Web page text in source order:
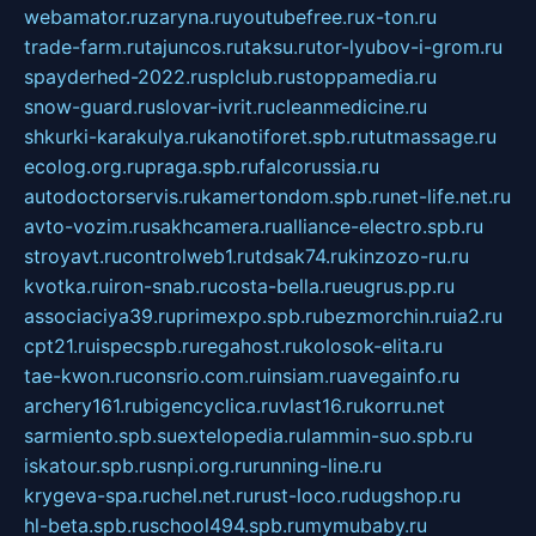
webamator.ruzaryna.ruyoutubefree.rux-ton.ru
trade-farm.rutajuncos.rutaksu.rutor-lyubov-i-grom.ru
spayderhed-2022.rusplclub.rustoppamedia.ru
snow-guard.ruslovar-ivrit.rucleanmedicine.ru
shkurki-karakulya.rukanotiforet.spb.rututmassage.ru
ecolog.org.rupraga.spb.rufalcorussia.ru
autodoctorservis.rukamertondom.spb.runet-life.net.ru
avto-vozim.rusakhcamera.rualliance-electro.spb.ru
stroyavt.rucontrolweb1.rutdsak74.rukinzozo-ru.ru
kvotka.ruiron-snab.rucosta-bella.rueugrus.pp.ru
associaciya39.ruprimexpo.spb.rubezmorchin.ruia2.ru
cpt21.ruispecspb.ruregahost.rukolosok-elita.ru
tae-kwon.ruconsrio.com.ruinsiam.ruavegainfo.ru
archery161.rubigencyclica.ruvlast16.rukorru.net
sarmiento.spb.suextelopedia.rulammin-suo.spb.ru
iskatour.spb.rusnpi.org.rurunning-line.ru
krygeva-spa.ruchel.net.rurust-loco.rudugshop.ru
hl-beta.spb.ruschool494.spb.rumymubaby.ru